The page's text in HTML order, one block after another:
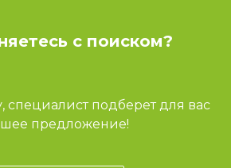
с поиском?
специалист подберет для вас
предложение!